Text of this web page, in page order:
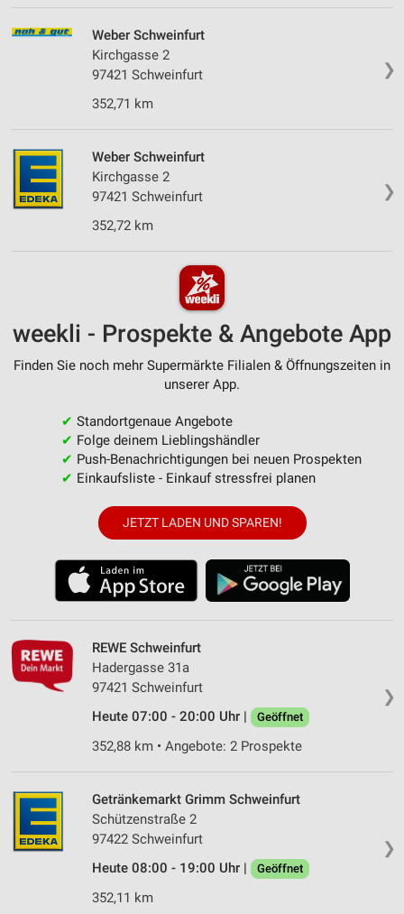
❯
Weber Schweinfurt
Kirchgasse 2
97421 Schweinfurt
352,71 km
❯
Weber Schweinfurt
Kirchgasse 2
97421 Schweinfurt
352,72 km
weekli - Prospekte & Angebote App
Finden Sie noch mehr Supermärkte Filialen & Öffnungszeiten in
unserer App.
✔ Standortgenaue Angebote
✔ Folge deinem Lieblingshändler
✔ Push-Benachrichtigungen bei neuen Prospekten
✔ Einkaufsliste - Einkauf stressfrei planen
JETZT LADEN UND SPAREN!
❯
REWE Schweinfurt
Hadergasse 31a
97421 Schweinfurt
Heute 07:00 - 20:00 Uhr |
Geöffnet
352,88 km • Angebote: 2 Prospekte
❯
Getränkemarkt Grimm Schweinfurt
Schützenstraße 2
97422 Schweinfurt
Heute 08:00 - 19:00 Uhr |
Geöffnet
352,11 km